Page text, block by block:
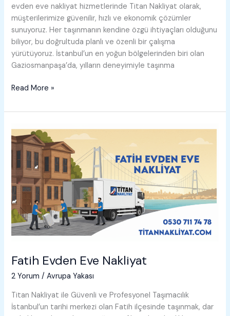
evden eve nakliyat hizmetlerinde Titan Nakliyat olarak,
müşterilerimize güvenilir, hızlı ve ekonomik çözümler
sunuyoruz. Her taşınmanın kendine özgü ihtiyaçları olduğunu
biliyor, bu doğrultuda planlı ve özenli bir çalışma
yürütüyoruz. İstanbul’un en yoğun bölgelerinden biri olan
Gaziosmanpaşa’da, yılların deneyimiyle taşınma
Gaziosmanpaşa
Eve
Read More »
Fatih Evden Eve Nakliyat
2 Yorum /Avrupa Yakası
Titan Nakliyat ile Güvenli ve Profesyonel Taşımacılık
İstanbul’un tarihi merkezi olan Fatih ilçesinde taşınmak, dar